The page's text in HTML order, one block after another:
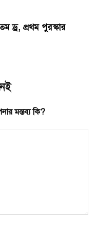
ড্র, প্রথম পুরস্কার
মন্তব্য কি?